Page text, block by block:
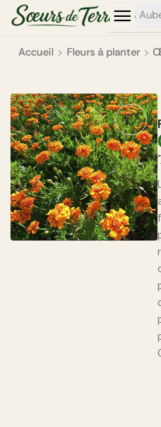
0
0
Accueil Fleurs à planter